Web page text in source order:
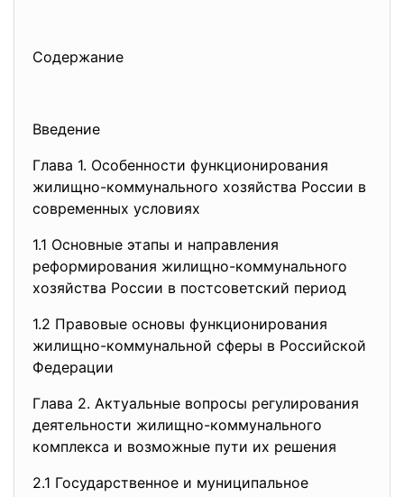
Содержание
Введение
Глава 1. Особенности функционирования
жилищно-коммунального хозяйства России в
современных условиях
1.1 Основные этапы и направления
реформирования жилищно-коммунального
хозяйства России в постсоветский период
1.2 Правовые основы функционирования
жилищно-коммунальной сферы в Российской
Федерации
Глава 2. Актуальные вопросы регулирования
деятельности жилищно-коммунального
комплекса и возможные пути их решения
2.1 Государственное и муниципальное